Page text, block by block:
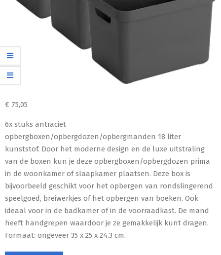
€ 75,05
6x stuks antraciet
opbergboxen/opbergdozen/opbergmanden 18 liter
kunststof. Door het moderne design en de luxe uitstraling
van de boxen kun je deze opbergboxen/opbergdozen prima
in de woonkamer of slaapkamer plaatsen. Deze box is
bijvoorbeeld geschikt voor het opbergen van rondslingerend
speelgoed, breiwerkjes of het opbergen van boeken. Ook
ideaal voor in de badkamer of in de voorraadkast. De mand
heeft handgrepen waardoor je ze gemakkelijk kunt dragen.
Formaat: ongeveer 35 x 25 x 24.3 cm.